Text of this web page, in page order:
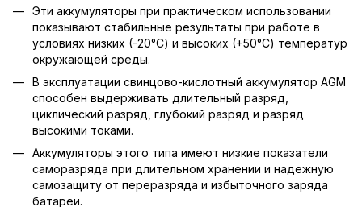
Эти аккумуляторы при практическом использовании
показывают стабильные результаты при работе в
условиях низких (-20°С) и высоких (+50°С) температур
окружающей среды.
В эксплуатации свинцово-кислотный аккумулятор AGM
способен выдерживать длительный разряд,
циклический разряд, глубокий разряд и разряд
высокими токами.
Аккумуляторы этого типа имеют низкие показатели
саморазряда при длительном хранении и надежную
самозащиту от переразряда и избыточного заряда
батареи.